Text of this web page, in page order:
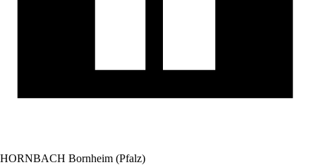
HORNBACH Bornheim (Pfalz)